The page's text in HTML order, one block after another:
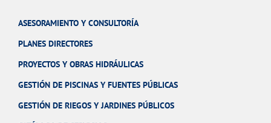
ASESORAMIENTO Y CONSULTORÍA
PLANES DIRECTORES
PROYECTOS Y OBRAS HIDRÁULICAS
GESTIÓN DE PISCINAS Y FUENTES PÚBLICAS
GESTIÓN DE RIEGOS Y JARDINES PÚBLICOS